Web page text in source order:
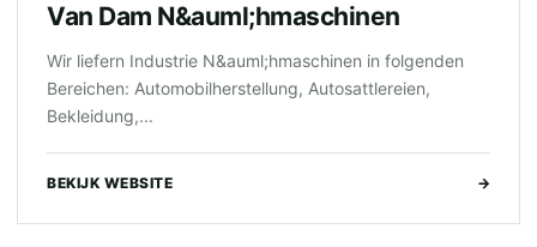
Van Dam N&auml;hmaschinen
Wir liefern Industrie N&auml;hmaschinen in folgenden
Bereichen: Automobilherstellung, Autosattlereien,
Bekleidung,...
BEKIJK WEBSITE →